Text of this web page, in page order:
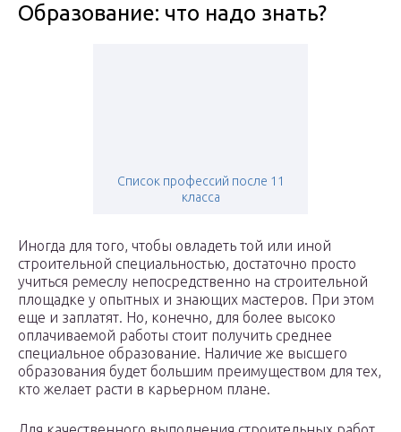
Образование: что надо знать?
Список профессий после 11
класса
Иногда для того, чтобы овладеть той или иной
строительной специальностью, достаточно просто
учиться ремеслу непосредственно на строительной
площадке у опытных и знающих мастеров. При этом
еще и заплатят. Но, конечно, для более высоко
оплачиваемой работы стоит получить среднее
специальное образование. Наличие же высшего
образования будет большим преимуществом для тех,
кто желает расти в карьерном плане.